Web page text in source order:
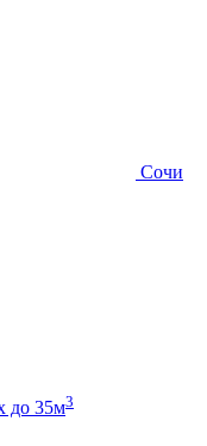
Сочи
до 35м3